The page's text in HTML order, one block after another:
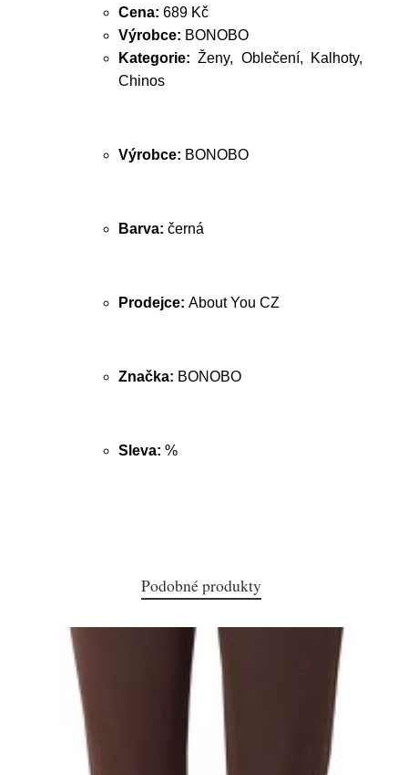
Cena: 689 Kč
Výrobce: BONOBO
Kategorie: Ženy, Oblečení, Kalhoty,
Chinos
Výrobce: BONOBO
Barva: černá
Prodejce: About You CZ
Značka: BONOBO
Sleva: %
Podobné produkty